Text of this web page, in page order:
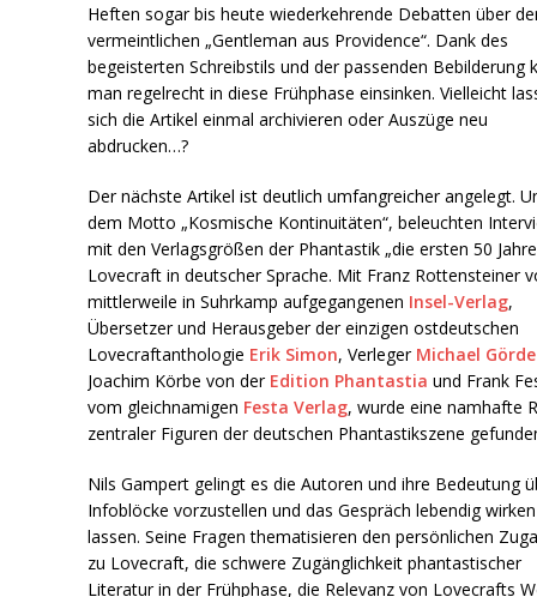
Heften sogar bis heute wiederkehrende Debatten über
vermeintlichen „Gentleman aus Providence“. Dank des
begeisterten Schreibstils und der passenden Bebilderung
man regelrecht in diese Frühphase einsinken. Vielleicht
sich die Artikel einmal archivieren oder Auszüge neu
abdrucken…?
Der nächste Artikel ist deutlich umfangreicher angelegt.
dem Motto „Kosmische Kontinuitäten“, beleuchten
mit den Verlagsgrößen der Phantastik „die ersten 50
Lovecraft in deutscher Sprache. Mit Franz Rottensteiner
mittlerweile in Suhrkamp aufgegangenen Insel-Verlag,
Übersetzer und Herausgeber der einzigen ostdeutschen
Lovecraftanthologie Erik Simon, Verleger Michael
Joachim Körbe von der Edition Phantastia und Frank
vom gleichnamigen Festa Verlag, wurde eine namhafte
zentraler Figuren der deutschen Phantastikszene
Nils Gampert gelingt es die Autoren und ihre Bedeutung
Infoblöcke vorzustellen und das Gespräch lebendig
lassen. Seine Fragen thematisieren den persönlichen
zu Lovecraft, die schwere Zugänglichkeit phantastischer
Literatur in der Frühphase, die Relevanz von Lovecrafts